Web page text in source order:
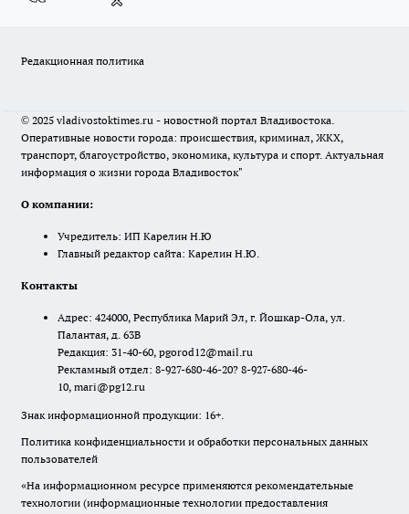
Редакционная политика
© 2025 vladivostoktimes.ru - новостной портал Владивостока.
Оперативные новости города: происшествия, криминал, ЖКХ,
транспорт, благоустройство, экономика, культура и спорт. Актуальная
информация о жизни города Владивосток"
О компании:
Учредитель: ИП Карелин Н.Ю
Главный редактор сайта: Карелин Н.Ю.
Контакты
Адрес: 424000, Республика Марий Эл, г. Йошкар-Ола, ул.
Палантая, д. 63В
Редакция: 31-40-60, pgorod12@mail.ru
Рекламный отдел: 8-927-680-46-20? 8-927-680-46-
10, mari@pg12.ru
Знак информационной продукции: 16+.
Политика конфиденциальности и обработки персональных данных
пользователей
«На информационном ресурсе применяются рекомендательные
технологии (информационные технологии предоставления